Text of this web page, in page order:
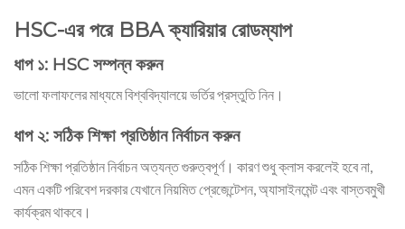
HSC-এর পরে BBA ক্যারিয়ার রোডম্যাপ
ধাপ ১: HSC সম্পন্ন করুন
ভালো ফলাফলের মাধ্যমে বিশ্ববিদ্যালয়ে ভর্তির প্রস্তুতি নিন।
ধাপ ২: সঠিক শিক্ষা প্রতিষ্ঠান নির্বাচন করুন
সঠিক শিক্ষা প্রতিষ্ঠান নির্বাচন অত্যন্ত গুরুত্বপূর্ণ। কারণ শুধু ক্লাস করলেই হবে না,
এমন একটি পরিবেশ দরকার যেখানে নিয়মিত প্রেজেন্টেশন, অ্যাসাইনমেন্ট এবং বাস্তবমুখী
কার্যক্রম থাকবে।